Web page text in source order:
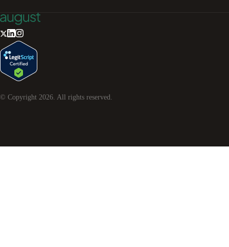
© Copyright 2026. All rights reserved.